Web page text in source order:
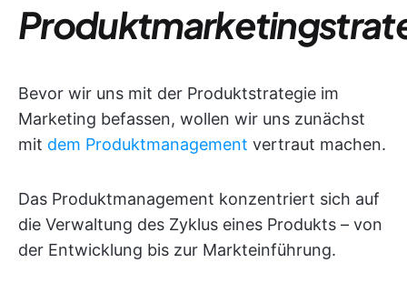
Bevor wir uns mit der Produktstrategie im
Marketing befassen, wollen wir uns zunächst
mit dem Produktmanagement vertraut machen.
Das Produktmanagement konzentriert sich auf
die Verwaltung des Zyklus eines Produkts – von
der Entwicklung bis zur Markteinführung.